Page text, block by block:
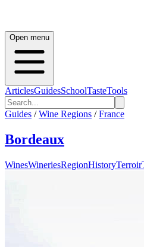
Open menu
ArticlesGuidesSchoolTasteTools
Guides / Wine Regions / France
Bordeaux
WinesWineriesRegionHistoryTerroir